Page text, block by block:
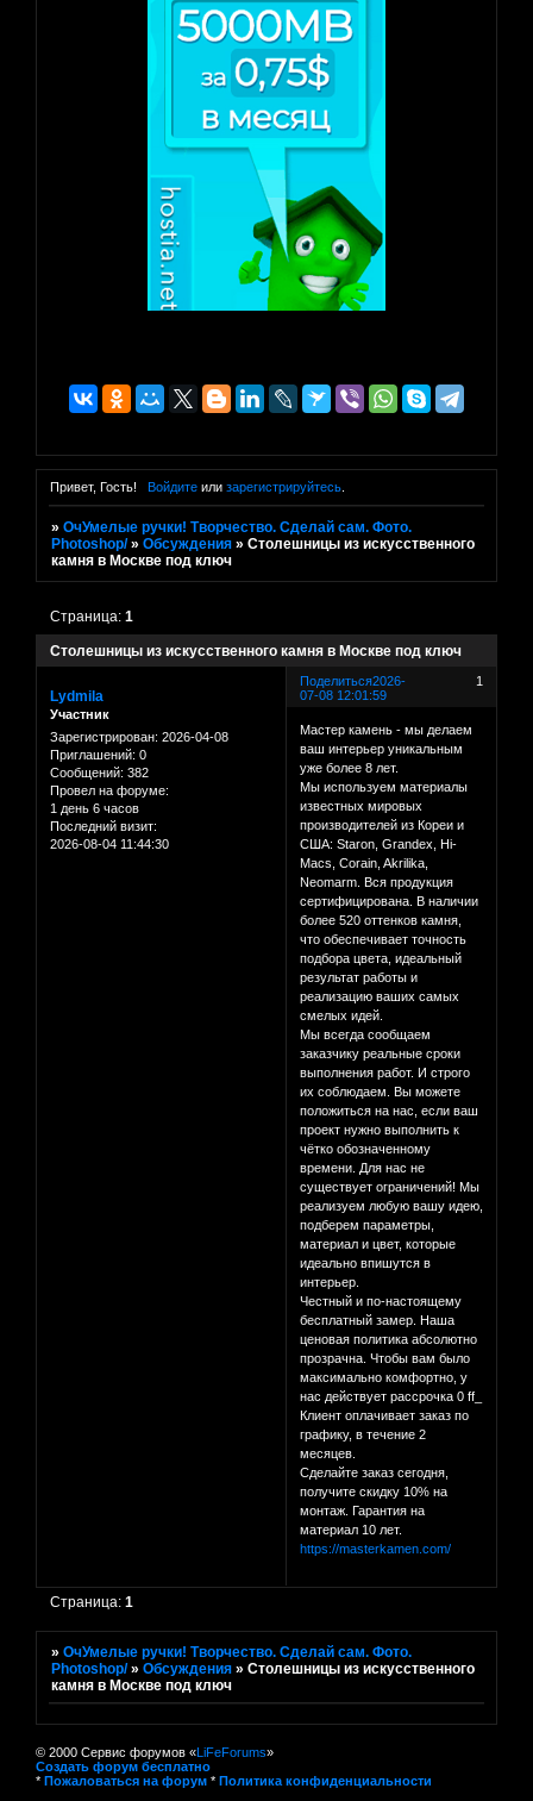
Привет, Гость! Войдитеили зарегистрируйтесь.
»ОчУмелые ручки! Творчество. Сделай сам. Фото.
Photoshop/ »Обсуждения »Столешницы из искусственного
камня в Москве под ключ
Столешницы из искусственного камня в Москве под ключ
Страница:1
Поделиться 1
2026-
07-08 12:01:59
Lydmila
Участник
Зарегистрирован: 2026-04-08
Приглашений: 0
Сообщений: 382
Провел на форуме:
1 день 6 часов
Последний визит:
2026-08-04 11:44:30
Мастер камень - мы делаем
ваш интерьер уникальным
уже более 8 лет.
Мы используем материалы
известных мировых
производителей из Кореи и
США: Staron, Grandex, Hi-
Macs, Corain, Akrilika,
Neomarm. Вся продукция
сертифицирована. В наличии
более 520 оттенков камня,
что обеспечивает точность
подбора цвета, идеальный
результат работы и
реализацию ваших самых
смелых идей.
Мы всегда сообщаем
заказчику реальные сроки
выполнения работ. И строго
их соблюдаем. Вы можете
положиться на нас, если ваш
проект нужно выполнить к
чётко обозначенному
времени. Для нас не
существует ограничений! Мы
реализуем любую вашу идею,
подберем параметры,
материал и цвет, которые
идеально впишутся в
интерьер.
Честный и по-настоящему
бесплатный замер. Наша
ценовая политика абсолютно
прозрачна. Чтобы вам было
максимально комфортно, у
нас действует рассрочка 0 ff_
Клиент оплачивает заказ по
графику, в течение 2
месяцев.
Сделайте заказ сегодня,
получите скидку 10% на
монтаж. Гарантия на
материал 10 лет.
https://masterkamen.com/
Страница:1
»ОчУмелые ручки! Творчество. Сделай сам. Фото.
Photoshop/ »Обсуждения »Столешницы из искусственного
камня в Москве под ключ
© 2000 Сервис форумов «LiFeForums»
Создать форум бесплатно
* Пожаловаться на форум * Политика конфиденциальности